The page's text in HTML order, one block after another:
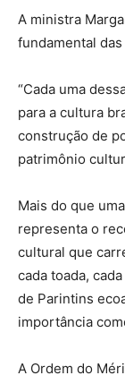
A ministra
fundamental
“Cada uma
para a cultura
construção de
patrimônio
Mais do que
representa o
cultural que
cada toada,
de Parintins
importância
A Ordem do